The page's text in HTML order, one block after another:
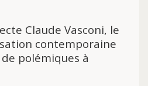
Claude Vasconi, le
contemporaine
polémiques à